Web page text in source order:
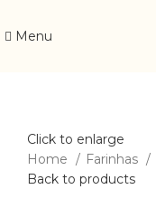
Menu
Click to enlarge
Home
Farinhas
Back to products